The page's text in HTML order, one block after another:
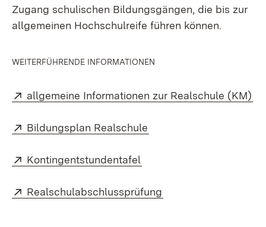
Zugang schulischen Bildungsgängen, die bis zur
allgemeinen Hochschulreife führen können.
WEITERFÜHRENDE INFORMATIONEN
Extern:
allgemeine Informationen zur Realschule (KM)
Extern:
Bildungsplan Realschule
Extern:
Kontingentstundentafel
Extern:
Realschulabschlussprüfung